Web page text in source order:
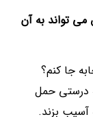
تواند به آن
جا کنم؟
درستی حمل
بزند.